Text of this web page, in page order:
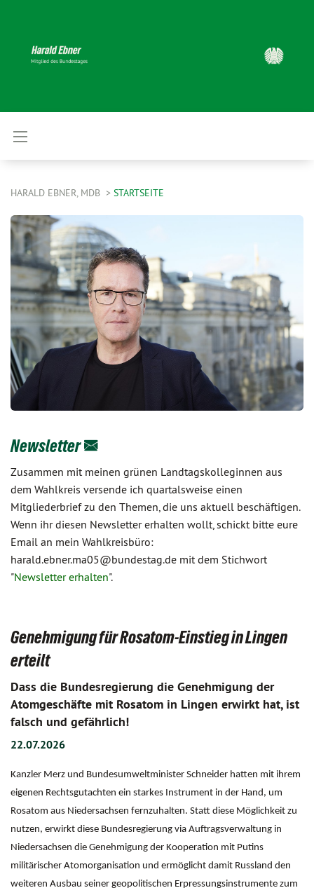
HARALD EBNER, MDB STARTSEITE
Newsletter
Zusammen mit meinen grünen Landtagskolleginnen aus
dem Wahlkreis versende ich quartalsweise einen
Mitgliederbrief zu den Themen, die uns aktuell beschäftigen.
Wenn ihr diesen Newsletter erhalten wollt, schickt bitte eure
Email an mein Wahlkreisbüro:
harald.ebner.ma05@bundestag.de mit dem Stichwort
"Newsletter erhalten".
Genehmigung für Rosatom-Einstieg in Lingen
erteilt
Dass die Bundesregierung die Genehmigung der
Atomgeschäfte mit Rosatom in Lingen erwirkt hat, ist
falsch und gefährlich!
22.07.2026
Kanzler Merz und Bundesumweltminister Schneider hatten mit ihrem
eigenen Rechtsgutachten ein starkes Instrument in der Hand, um
Rosatom aus Niedersachsen fernzuhalten. Statt diese Möglichkeit zu
nutzen, erwirkt diese Bundesregierung via Auftragsverwaltung in
Niedersachsen die Genehmigung der Kooperation mit Putins
militärischer Atomorganisation und ermöglicht damit Russland den
weiteren Ausbau seiner geopolitischen Erpressungsinstrumente zum